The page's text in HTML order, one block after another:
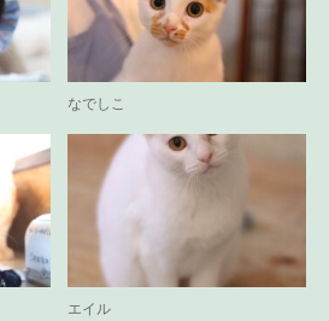
なでしこ
エイル